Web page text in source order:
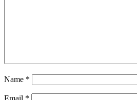
Name *
Email *